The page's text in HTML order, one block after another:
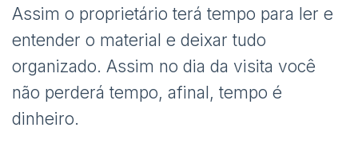
Assim o proprietário terá tempo para ler e
entender o material e deixar tudo
organizado. Assim no dia da visita você
não perderá tempo, afinal, tempo é
dinheiro.